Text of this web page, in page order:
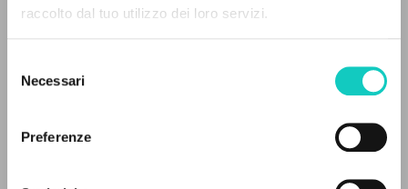
raccolto dal tuo utilizzo dei loro servizi.
delNecessari
Preferenze
Grandoni Luca Intervista
Litterae Communionis-Passos edição brasileira
2006
A
Z